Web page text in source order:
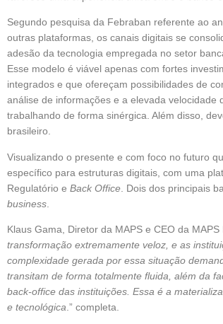
Segundo pesquisa da Febraban referente ao
outras plataformas, os canais digitais se
adesão da tecnologia empregada no setor
Esse modelo é viável apenas com fortes
integrados e que ofereçam possibilidades de
análise de informações e a elevada
trabalhando de forma sinérgica. Além disso,
brasileiro.
Visualizando o presente e com foco no futuro
específico para estruturas digitais, com uma
Regulatório e Back Office . Dois dos principais
business
Klaus Gama, Diretor da MAPS e CEO da MAPS
transformação extremamente veloz, e as
complexidade gerada por essa situação
transitam de forma totalmente fluida, além da
back-office das instituições. Essa é a
e tecnológica .” completa.